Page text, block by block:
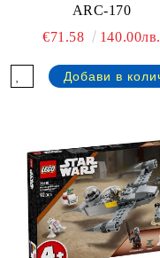
ARC-170
€71.58
140.00лв.